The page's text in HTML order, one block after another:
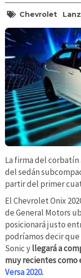
Chevrolet
La firma del
del sedán
partir del primer
El Chevrolet Onix
de General Motors
posicionará justo
podríamos decir
Sonic yllegará a
muy recientes como
Versa 2020.